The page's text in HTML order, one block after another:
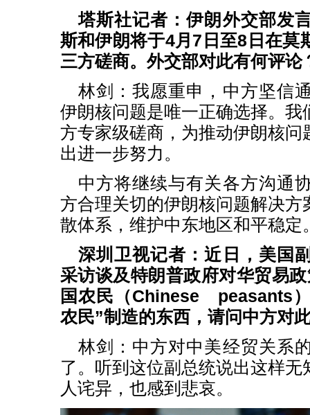
塔斯社记者：伊朗外交部发
斯和伊朗将于4月7日至8日在莫
三方磋商。外交部对此有何评论
林剑：我愿重申，中方坚信
伊朗核问题是唯一正确选择。我
方专家级磋商，为推动伊朗核问
出进一步努力。
中方将继续与有关各方沟通
方合理关切的伊朗核问题解决方
散体系，维护中东地区和平稳定
深圳卫视记者：近日，美国
采访谈及特朗普政府对华贸易
国农民（Chinese peasants
农民”制造的东西，请问中方对
林剑：中方对中美经贸关系
了。听到这位副总统说出这样
人诧异，也感到悲哀。